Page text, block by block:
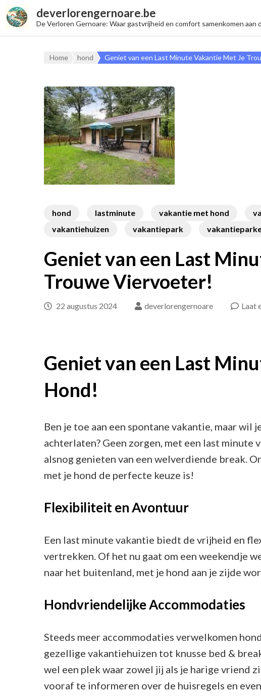
deverlorengernoare.be
De Verloren Gernoare: Waar gastvrijheid en comfort samenkomen aan
Home hond Geniet van een Last Minute Vakantie Met Je
hond lastminute vakantie met hond
vakantiehuizen
vakantiepark
Geniet van een Last
Trouwe Viervoeter!
22 augustus 2024 deverlorengernoare Laat
Geniet van een Last
Hond!
Ben je toe aan een spontane vakantie, maar
achterlaten? Geen zorgen, met een last minute
alsnog genieten van een welverdiende break.
met je hond de perfecte keuze is!
Flexibiliteit en Avontuur
Een last minute vakantie biedt de vrijheid en
vertrekken. Of het nu gaat om een weekendje
naar het buitenland, met je hond aan je zijde
Hondvriendelijke Accommodaties
Steeds meer accommodaties verwelkomen
gezellige vakantiehuizen tot knusse bed &
wel een plek waar zowel jij als je harige vriend
vooraf te informeren over de huisregels en